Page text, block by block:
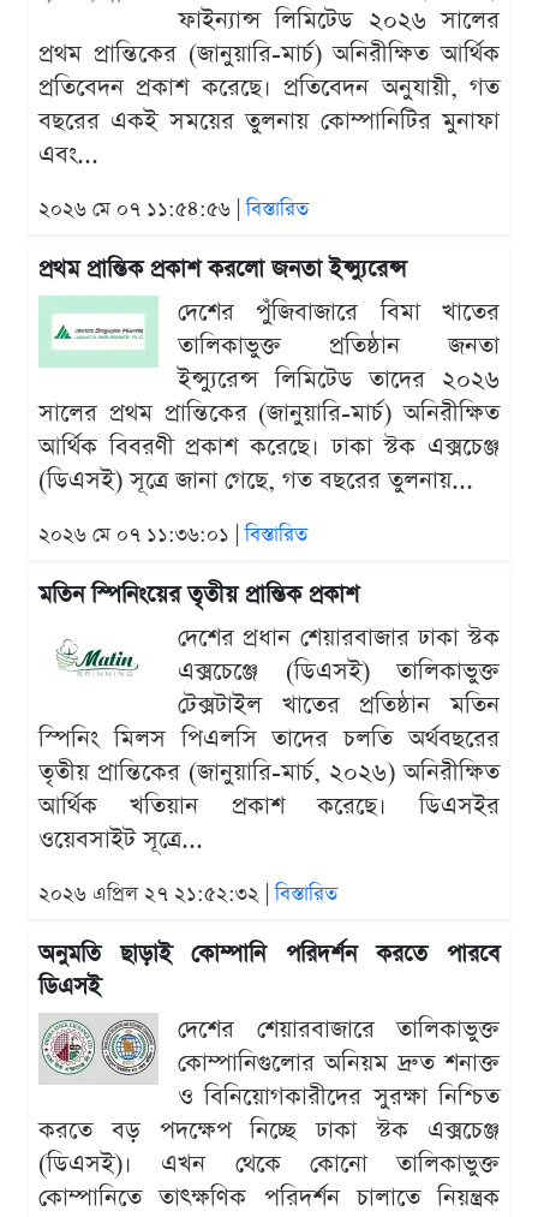
ফাইন্যান্স লিমিটেড ২০২৬ সালের
প্রথম প্রান্তিকের (জানুয়ারি-মার্চ) অনিরীক্ষিত আর্থিক
প্রতিবেদন প্রকাশ করেছে। প্রতিবেদন অনুযায়ী, গত
বছরের একই সময়ের তুলনায় কোম্পানিটির মুনাফা
এবং...
২০২৬ মে ০৭ ১১:৫৪:৫৬ |বিস্তারিত
প্রথম প্রান্তিক প্রকাশ করলো জনতা ইন্স্যুরেন্স
দেশের পুঁজিবাজারে বিমা খাতের
তালিকাভুক্ত প্রতিষ্ঠান জনতা
ইন্স্যুরেন্স লিমিটেড তাদের ২০২৬
সালের প্রথম প্রান্তিকের (জানুয়ারি-মার্চ) অনিরীক্ষিত
আর্থিক বিবরণী প্রকাশ করেছে। ঢাকা স্টক এক্সচেঞ্জ
(ডিএসই) সূত্রে জানা গেছে, গত বছরের তুলনায়...
২০২৬ মে ০৭ ১১:৩৬:০১ |বিস্তারিত
মতিন স্পিনিংয়ের তৃতীয় প্রান্তিক প্রকাশ
দেশের প্রধান শেয়ারবাজার ঢাকা স্টক
এক্সচেঞ্জে (ডিএসই) তালিকাভুক্ত
টেক্সটাইল খাতের প্রতিষ্ঠান মতিন
স্পিনিং মিলস পিএলসি তাদের চলতি অর্থবছরের
তৃতীয় প্রান্তিকের (জানুয়ারি-মার্চ, ২০২৬) অনিরীক্ষিত
আর্থিক খতিয়ান প্রকাশ করেছে। ডিএসইর
ওয়েবসাইট সূত্রে...
২০২৬ এপ্রিল ২৭ ২১:৫২:৩২ |বিস্তারিত
অনুমতি ছাড়াই কোম্পানি পরিদর্শন করতে পারবে
ডিএসই
দেশের শেয়ারবাজারে তালিকাভুক্ত
কোম্পানিগুলোর অনিয়ম দ্রুত শনাক্ত
ও বিনিয়োগকারীদের সুরক্ষা নিশ্চিত
করতে বড় পদক্ষেপ নিচ্ছে ঢাকা স্টক এক্সচেঞ্জ
(ডিএসই)। এখন থেকে কোনো তালিকাভুক্ত
কোম্পানিতে তাৎক্ষণিক পরিদর্শন চালাতে নিয়ন্ত্রক